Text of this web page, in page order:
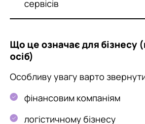
сервісів
Що це означає для бізнесу
осіб)
Особливу увагу варто
фінансовим компаніям
логістичному бізнесу